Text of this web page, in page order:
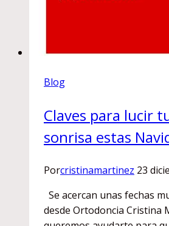
Blog
Claves para lucir
sonrisa estas
Porcristinamartinez 23
Se acercan unas fechas
desde Ortodoncia Cristina